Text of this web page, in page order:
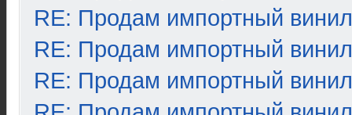
RE: Продам импортный винил
RE: Продам импортный винил
RE: Продам импортный винил